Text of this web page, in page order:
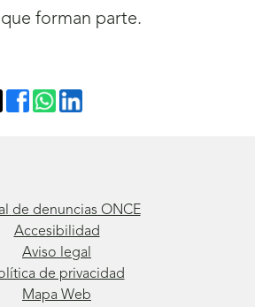
forman parte.
de denuncias ONCE
Accesibilidad
Aviso legal
de privacidad
Mapa Web